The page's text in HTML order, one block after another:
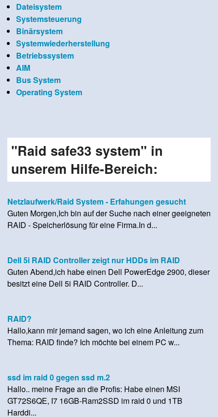
Dateisystem
Systemsteuerung
Binärsystem
Systemwiederherstellung
Betriebssystem
AIM
Bus System
Operating System
"Raid safe33 system" in
unserem Hilfe-Bereich:
Netzlaufwerk/Raid System - Erfahungen gesucht
Guten Morgen,Ich bin auf der Suche nach einer geeigneten
RAID - Speicherlösung für eine Firma.In d...
Dell 5i RAID Controller zeigt nur HDDs im RAID
Guten Abend,ich habe einen Dell PowerEdge 2900, dieser
besitzt eine Dell 5i RAID Controller. D...
RAID?
Hallo,kann mir jemand sagen, wo ich eine Anleitung zum
Thema: RAID finde? Ich möchte bei einem PC w...
ssd im raid 0 gegen ssd m.2
Hallo.. meine Frage an die Profis: Habe einen MSI
GT72S6QE, I7 16GB-Ram2SSD im raid 0 und 1TB
Harddi...